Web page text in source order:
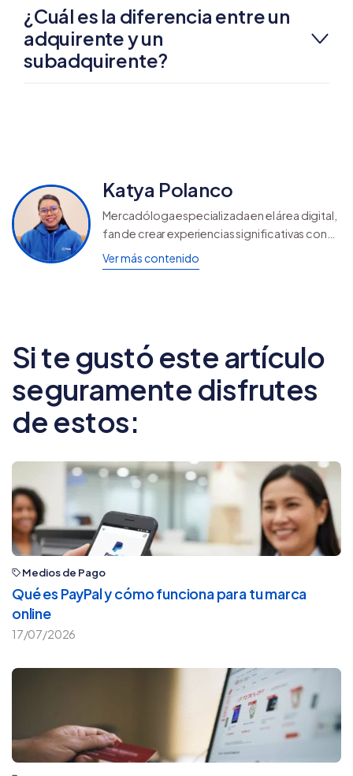
¿Cuál es la diferencia entre un
adquirente y un
subadquirente?
Katya Polanco
Mercadóloga especializada en el área digital,
fan de crear experiencias significativas con
las palabras y fiel creyente de que la
tecnología es nuestra amiga.
Ver más contenido
Si te gustó este artículo
seguramente disfrutes
de estos:
Medios de Pago
Qué es PayPal y cómo funciona para tu marca
online
17/07/2026